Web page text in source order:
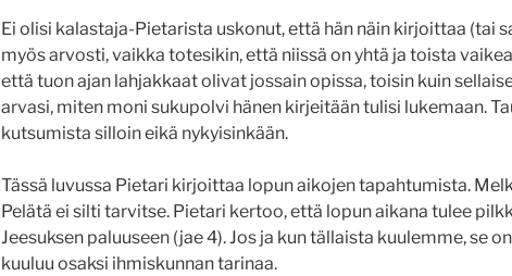
Ei olisi kalastaja-Pietarista uskonut, että hän näin kirjoittaa (tai
myös arvosti, vaikka totesikin, että niissä on yhtä ja toista
että tuon ajan lahjakkaat olivat jossain opissa, toisin kuin
arvasi, miten moni sukupolvi hänen kirjeitään tulisi lukemaan.
kutsumista silloin eikä nykyisinkään.
Tässä luvussa Pietari kirjoittaa lopun aikojen tapahtumista.
Pelätä ei silti tarvitse. Pietari kertoo, että lopun aikana tulee
Jeesuksen paluuseen (jae 4). Jos ja kun tällaista kuulemme, se
kuuluu osaksi ihmiskunnan tarinaa.